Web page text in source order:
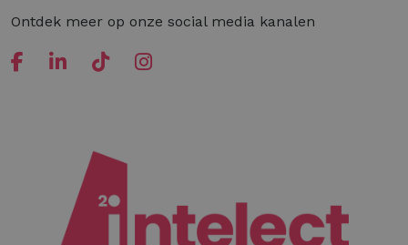
Ontdek meer op onze social media kanalen